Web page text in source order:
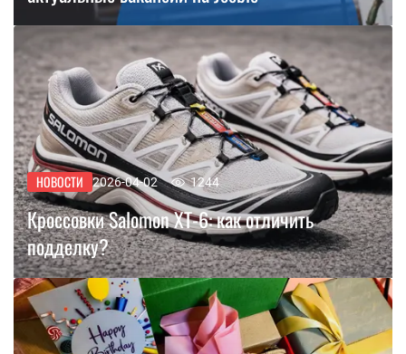
НОВОСТИ 2026-04-02 1244
Кроссовки Salomon XT-6: как отличить
подделку?